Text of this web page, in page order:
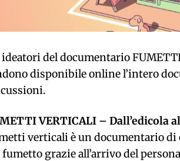
del documentario
disponibile online l’intero
VERTICALI – Dall’edicola
verticali è un documentario di
fumetto grazie all’arrivo del